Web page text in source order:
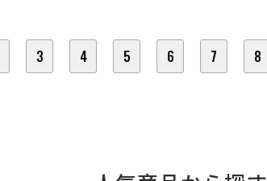
3 4 5 6 7 8